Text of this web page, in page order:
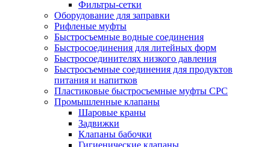
Фильтры-сетки
Оборудование для заправки
Рифленые муфты
Быстросъемные водные соединения
Быстросоединения для литейных форм
Быстросоединителях низкого давления
Быстросъемные соединения для продуктов
питания и напитков
Пластиковые быстросъемные муфты CPC
Промышленные клапаны
Шаровые краны
Задвижки
Клапаны бабочки
Гигиенические клапаны